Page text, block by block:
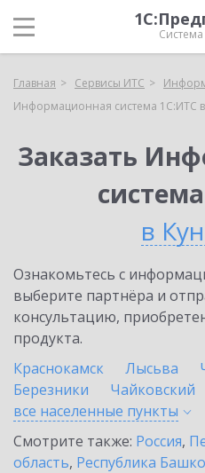
Главная Сервисы ИТС
Информационная система 1С:ИТС в
Заказать
в
Ознакомьтесь с
выберите партнёра и
консультацию,
продукта.
Краснокамск
Лысьва
Березники
Чайковский
все населенные пункты
Смотрите также: Россия,
область, Республика